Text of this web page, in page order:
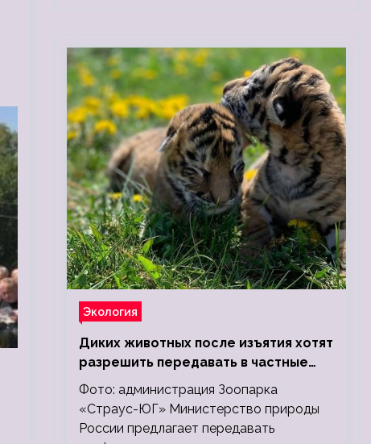
Экология
Диких животных после изъятия хотят
разрешить передавать в частные
зоопарки
Фото: администрация Зоопарка
«Страус-ЮГ» Министерство природы
России предлагает передавать